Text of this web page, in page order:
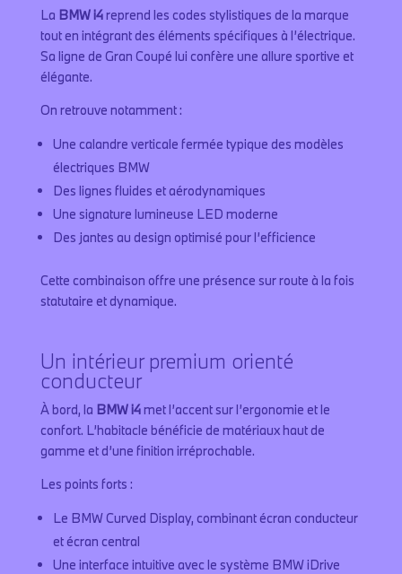
La BMW i4reprend les codes stylistiques de la marque
tout en intégrant des éléments spécifiques à l’électrique.
Sa ligne de Gran Coupé lui confère une allure sportive et
élégante.
On retrouve notamment :
Une calandre verticale fermée typique des modèles
électriques BMW
Des lignes fluides et aérodynamiques
Une signature lumineuse LED moderne
Des jantes au design optimisé pour l’efficience
Cette combinaison offre une présence sur route à la fois
statutaire et dynamique.
Un intérieur premium orienté
conducteur
À bord, la BMW i4met l’accent sur l’ergonomie et le
confort. L’habitacle bénéficie de matériaux haut de
gamme et d’une finition irréprochable.
Les points forts :
Le BMW Curved Display, combinant écran conducteur
et écran central
Une interface intuitive avec le système BMW iDrive